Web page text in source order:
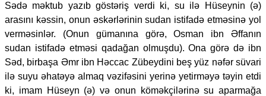
Sədə məktub yazıb göstəriş verdi ki, su ilə Hüseynin (ə)
arasını kəssin, onun əskərlərinin sudan istifadə etməsinə yol
verməsinlər. (Onun gümanına görə, Osman ibn Əffanın
sudan istifadə etməsi qadağan olmuşdu). Ona görə də ibn
Səd, birbaşa Əmr ibn Həccac Zübeydini beş yüz nəfər süvari
ilə suyu əhatəyə almaq vəzifəsini yerinə yetirməyə təyin etdi
ki, imam Hüseyn (ə) və onun köməkçilərinə su aparmağa